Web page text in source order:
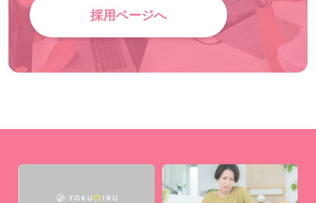
採用ページへ